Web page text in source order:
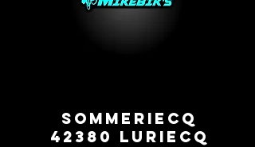
Sommeriecq
42380 Luriecq